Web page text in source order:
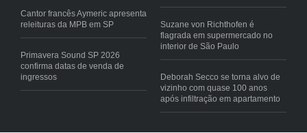
Cantor francês Aymeric apresenta
releituras da MPB em SP
Primavera Sound SP 2026
confirma datas de venda de
ingressos
Suzane von Richthofen é
flagrada em supermercado no
interior de São Paulo
Deborah Secco se torna alvo de
vizinho com quase 100 anos
após infiltração em apartamento